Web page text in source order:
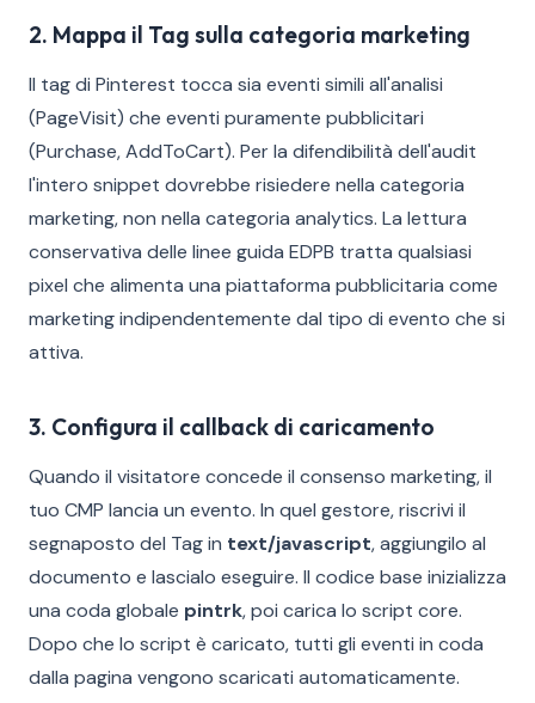
2. Mappa il Tag sulla categoria marketing
Il tag di Pinterest tocca sia eventi simili all'analisi
(PageVisit) che eventi puramente pubblicitari
(Purchase, AddToCart). Per la difendibilità dell'audit
l'intero snippet dovrebbe risiedere nella categoria
marketing, non nella categoria analytics. La lettura
conservativa delle linee guida EDPB tratta qualsiasi
pixel che alimenta una piattaforma pubblicitaria come
marketing indipendentemente dal tipo di evento che si
attiva.
3. Configura il callback di caricamento
Quando il visitatore concede il consenso marketing, il
tuo CMP lancia un evento. In quel gestore, riscrivi il
segnaposto del Tag in text/javascript, aggiungilo al
documento e lascialo eseguire. Il codice base inizializza
una coda globale pintrk, poi carica lo script core.
Dopo che lo script è caricato, tutti gli eventi in coda
dalla pagina vengono scaricati automaticamente.